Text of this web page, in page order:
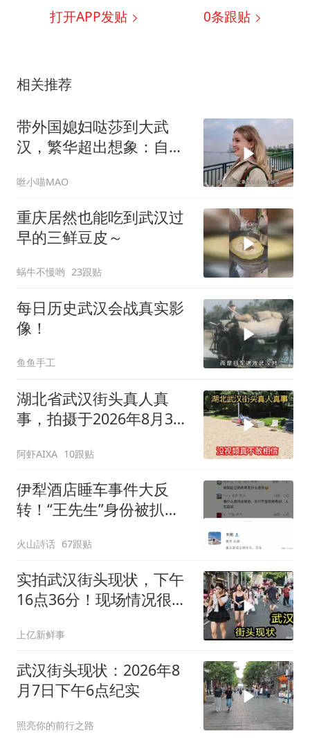
打开APP发贴 0条跟贴
相关推荐
带外国媳妇哒莎到大武
汉，繁华超出想象：自己
咝小喵MAO
重庆居然也能吃到武汉过
早的三鲜豆皮～
蜗牛不慢哟 23跟贴
每日历史武汉会战真实影
像！
鱼鱼手工
湖北省武汉街头真人真
事，拍摄于2026年8月3号
阿虾AIXA 10跟贴
伊犁酒店睡车事件大反
转！“王先生”身份被扒，
老板，手握两家工程设备
公司
火山詩话 67跟贴
实拍武汉街头现状，下午
16点36分！现场情况很多
上亿新鲜事
武汉街头现状：2026年8
月7日下午6点纪实
照亮你的前行之路